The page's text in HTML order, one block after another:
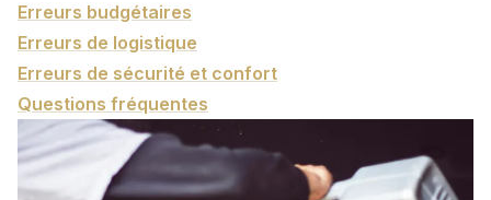
Erreurs budgétaires
Erreurs de logistique
Erreurs de sécurité et confort
Questions fréquentes